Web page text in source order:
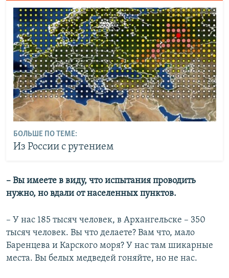
БОЛЬШЕ ПО ТЕМЕ:
Из России с рутением
– Вы имеете в виду, что испытания проводить
нужно, но вдали от населенных пунктов.
– У нас 185 тысяч человек, в Архангельске – 350
тысяч человек. Вы что делаете? Вам что, мало
Баренцева и Карского моря? У нас там шикарные
места. Вы белых медведей гоняйте, но не нас.